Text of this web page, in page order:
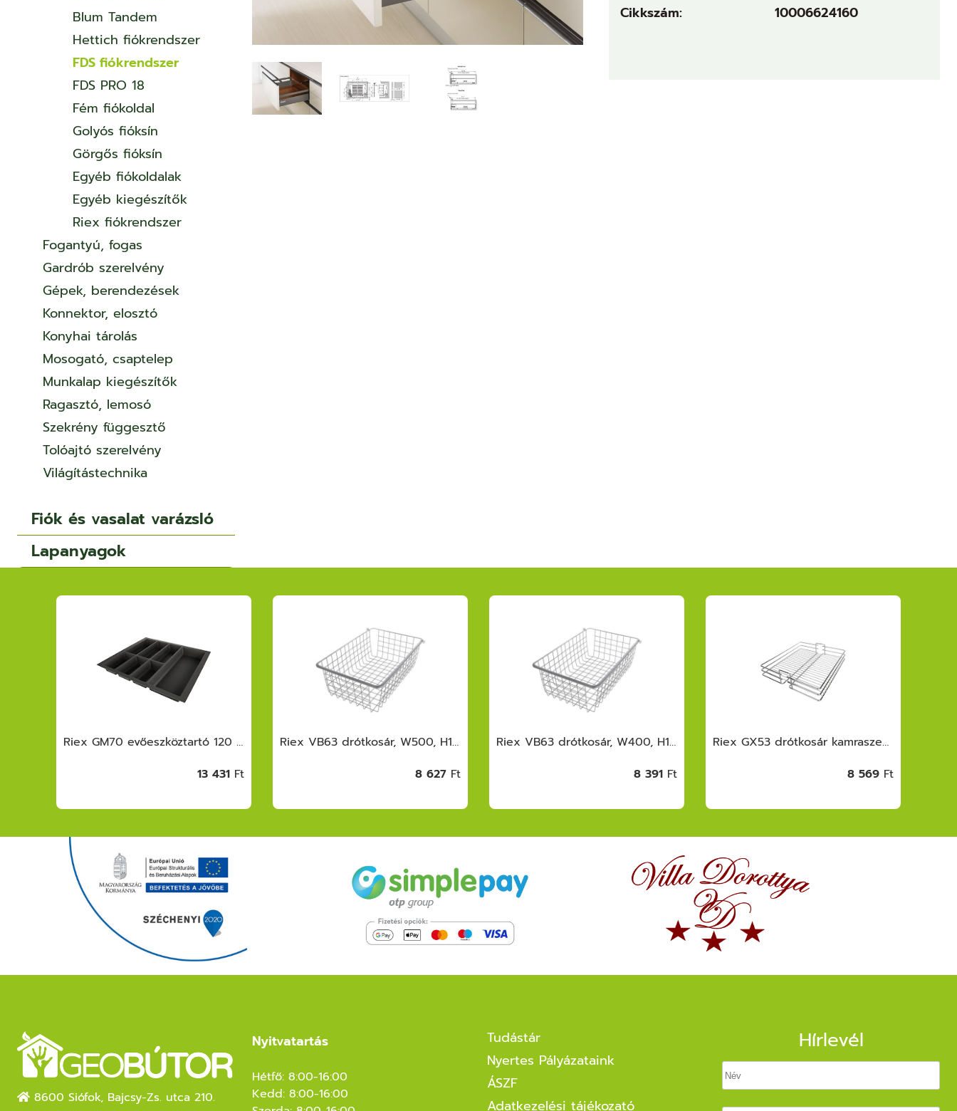
Blum Tandem
Hettich fiókrendszer
FDS fiókrendszer
FDS PRO 18
Fém fiókoldal
Golyós fióksín
Görgős fióksín
Egyéb fiókoldalak
Egyéb kiegészítők
Riex fiókrendszer
Fogantyú, fogas
Gardrób szerelvény
Gépek, berendezések
Konnektor, elosztó
Konyhai tárolás
Mosogató, csaptelep
Munkalap kiegészítők
Ragasztó, lemosó
Szekrény függesztő
Tolóajtó szerelvény
Világítástechnika
Fiók és vasalat varázsló
Lapanyagok
Cikkszám: 10006624160
Riex GM70 evőeszköztartó 120 (1122x474), Globe softTouch, szürke
13 431 Ft
Riex VB63 drótkosár, W500, H175, 494 mm, sötétszürke
8 627 Ft
Riex VB63 drótkosár, W400, H175, 494 mm, sötétszürke
8 391 Ft
Riex GX53 drótkosár kamraszekrényhez, 45 0 mm, króm
8 569 Ft
8600 Siófok, Bajcsy-Zs. utca 210.
Nyitvatartás
Hétfő: 8:00-16:00
Kedd: 8:00-16:00
Tudástár
Nyertes Pályázataink
ÁSZF
Adatkezelési tájékozató
Hírlevél